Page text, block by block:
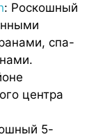
: Роскошный
спа-
центра
5-